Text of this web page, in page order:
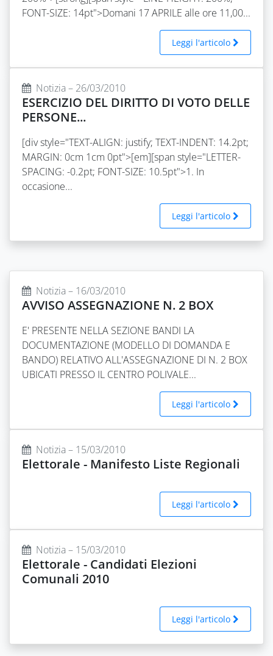
FONT-SIZE: 14pt">Domani 17 APRILE alle ore 11,00...
Leggi l'articolo
Notizia – 26/03/2010
ESERCIZIO DEL DIRITTO DI VOTO DELLE
PERSONE...
[div style="TEXT-ALIGN: justify; TEXT-INDENT: 14.2pt;
MARGIN: 0cm 1cm 0pt">[em][span style="LETTER-
SPACING: -0.2pt; FONT-SIZE: 10.5pt">1. In
occasione...
Leggi l'articolo
Notizia – 16/03/2010
AVVISO ASSEGNAZIONE N. 2 BOX
E' PRESENTE NELLA SEZIONE BANDI LA
DOCUMENTAZIONE (MODELLO DI DOMANDA E
BANDO) RELATIVO ALL'ASSEGNAZIONE DI N. 2 BOX
UBICATI PRESSO IL CENTRO POLIVALE...
Leggi l'articolo
Notizia – 15/03/2010
Elettorale - Manifesto Liste Regionali
Leggi l'articolo
Notizia – 15/03/2010
Elettorale - Candidati Elezioni
Comunali 2010
Leggi l'articolo